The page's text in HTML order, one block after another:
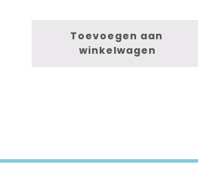
Toevoegen aan
winkelwagen